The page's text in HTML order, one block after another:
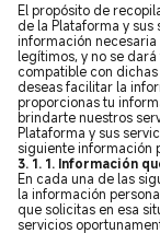
El propósito de
de la Plataforma y
información
legítimos, y no se
compatible con
deseas facilitar la
proporcionas tu
brindarte nuestros
Plataforma y sus
siguiente información
3. 1. 1. Información
En cada una de las
la información
que solicitas en esa
servicios